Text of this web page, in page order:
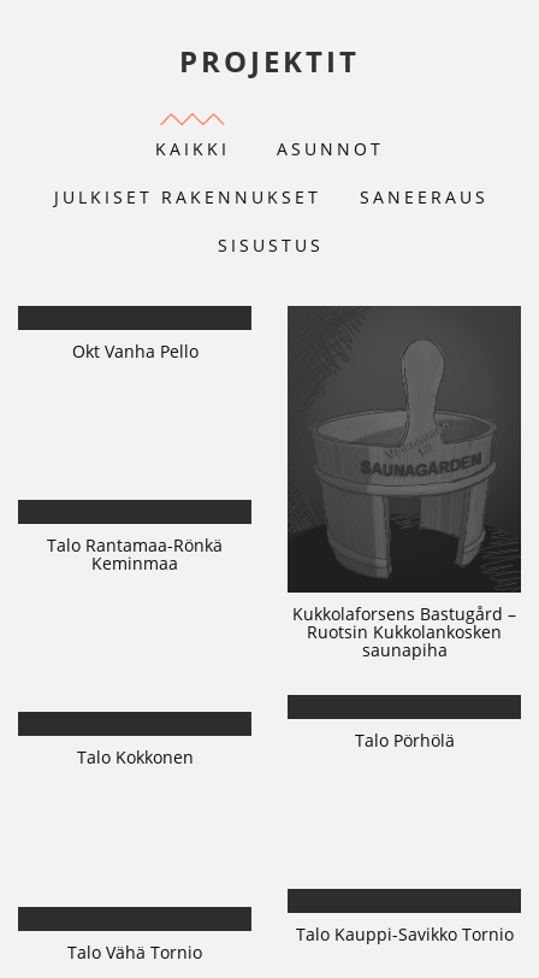
PROJEKTIT
KAIKKI ASUNNOT
JULKISET RAKENNUKSET SANEERAUS
SISUSTUS
Okt Vanha Pello
Kukkolaforsens Bastugård –
Ruotsin Kukkolankosken
saunapiha
Talo Rantamaa-Rönkä
Keminmaa
Talo Pörhölä
Talo Kokkonen
Talo Kauppi-Savikko Tornio
Talo Vähä Tornio